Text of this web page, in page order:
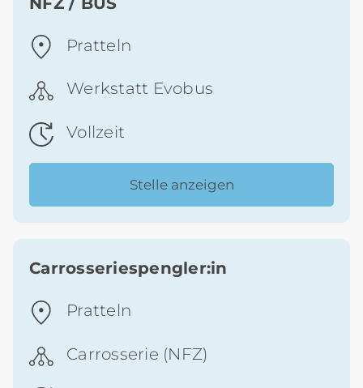
Pratteln
Werkstatt Evobus
Vollzeit
Stelle anzeigen
Carrosseriespengler:in
Pratteln
Carrosserie (NFZ)